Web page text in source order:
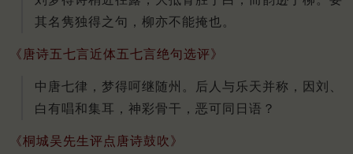
其名隽独得之句，柳亦不能掩也。
《唐诗五七言近体五七言绝句选评》
中唐七律，梦得呵继随州。后人与乐天并称，因刘、
白有唱和集耳，神彩骨干，恶可同日语？
《桐城吴先生评点唐诗鼓吹》